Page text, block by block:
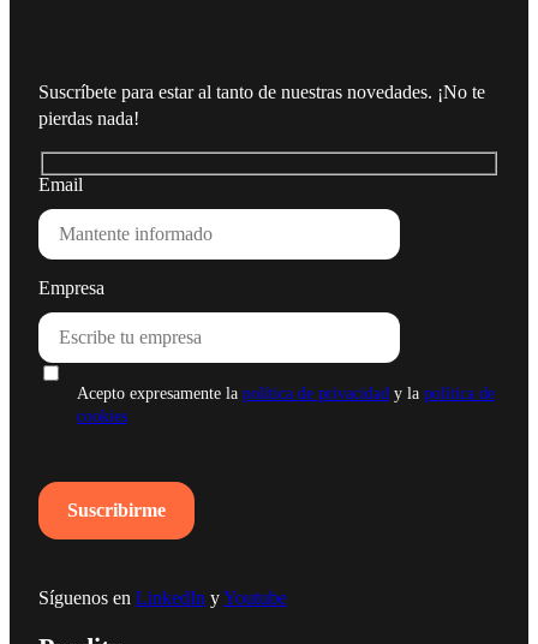
Suscríbete para estar al tanto de nuestras novedades. ¡No te
pierdas nada!
Email
Empresa
Acepto expresamente la política de privacidad y la política de
cookies
Síguenos en LinkedIn yYoutube